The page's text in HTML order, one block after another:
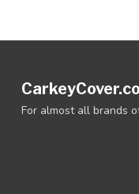
For almost all brands